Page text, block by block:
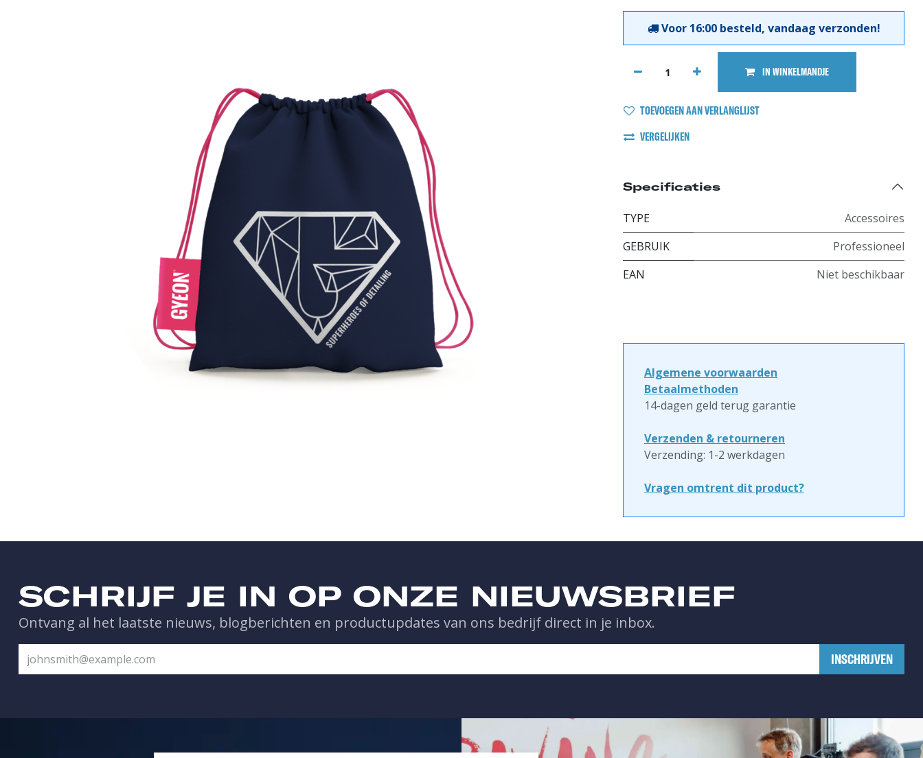
Voor 16:00 besteld, vandaag verzonden!
IN WINKELMANDJE
TOEVOEGEN AAN VERLANGLIJST
VERGELIJKEN
Specificaties
TYPE
Accessoires
GEBRUIK
Professioneel
EAN
Niet beschikbaar
Algemene voorwaarden
Betaalmethoden
14-dagen geld terug garantie
Verzenden & retourneren
Verzending: 1-2 werkdagen
Vragen omtrent dit product?
SCHRIJF JE IN OP ONZE NIEUWSBRIEF
Ontvang al het laatste nieuws, blogberichten en productupdates van ons bedrijf direct in je inbox.
​INSCHRIJVEN